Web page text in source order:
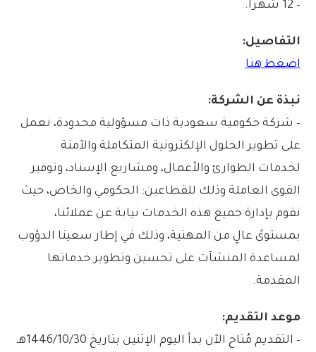
– 12 شهراً.
التفاصيل:
اضغط هنا
نبذة عن الشركة:
– شركة حكومية سعودية ذات مسؤولية محدودة، نعمل
على تطوير الحلول الإلكترونية المتكاملة والآمنة
لخدمات الطوارئ والأعمال، ومشاريع الإسناد، وتوفير
القوى العاملة وذلك للقطاعين: الحكومي والخاص، حيث
نقوم بإدارة جميع هذه الخدمات نيابة عن عملائنا،
بمستوىً عالٍ من المهنية، وذلك في إطار سعينا الدؤوب
لمساعدة المنشآت على تحسين وتطوير خدماتها
المقدمة.
موعد التقديم:
– التقديم مُتاح الآن بدأ اليوم الإثنين بتاريخ 1446/10/30هـ